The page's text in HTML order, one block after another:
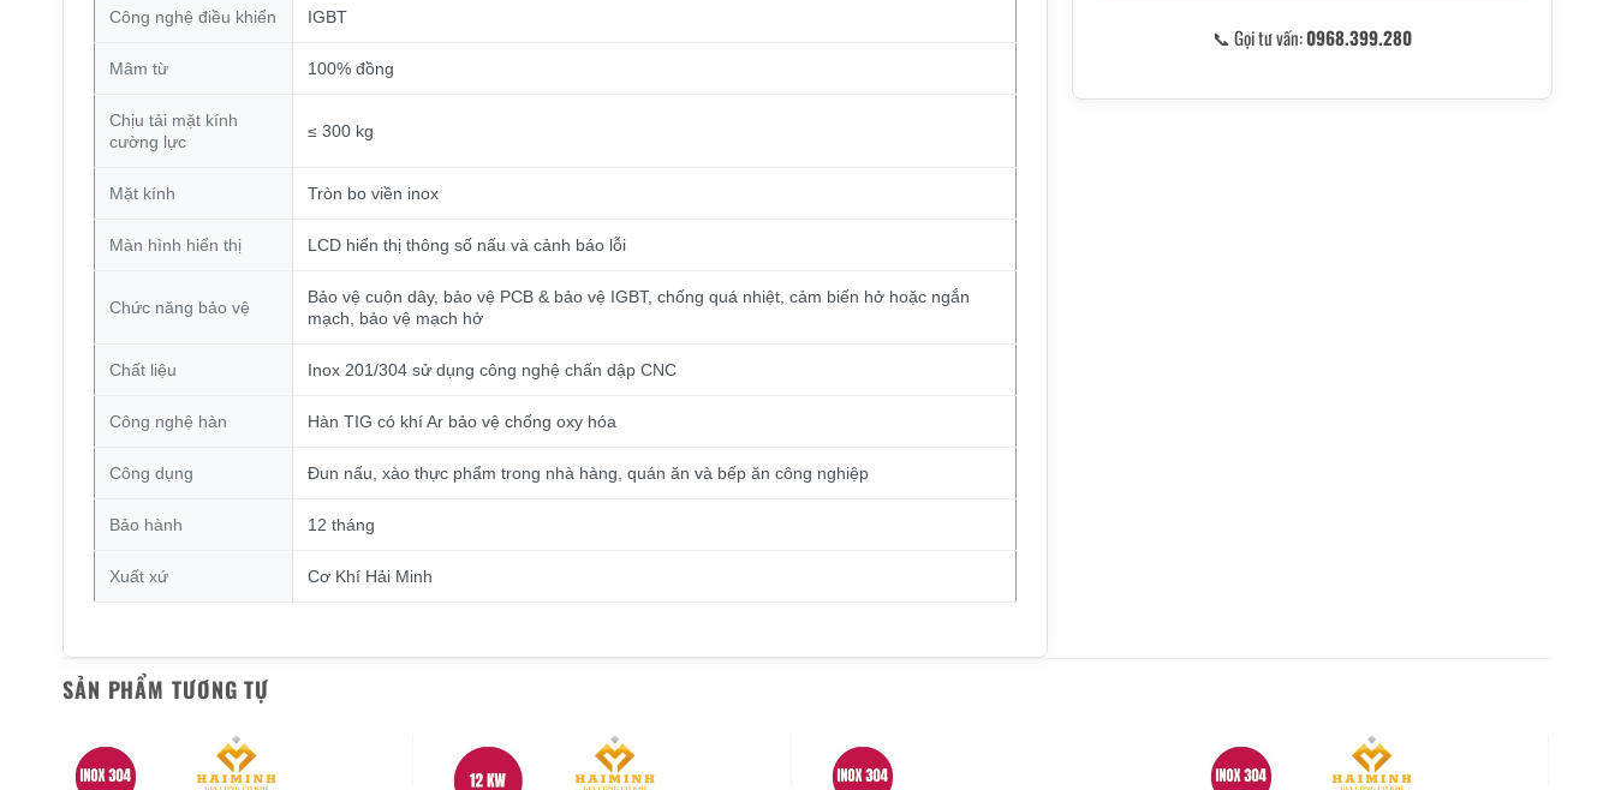
Công nghệ điều khiển IGBT
Mâm từ 100% đồng
Chịu tải mặt kính
cường lực
≤ 300 kg
Mặt kính Tròn bo viền inox
Màn hình hiển thị LCD hiển thị thông số nấu và cảnh báo lỗi
Chức năng bảo vệ
Bảo vệ cuộn dây, bảo vệ PCB & bảo vệ IGBT, chống quá nhiệt, cảm biến hở hoặc ngắn
mạch, bảo vệ mạch hở
Chất liệu Inox 201/304 sử dụng công nghệ chấn dập CNC
Công nghệ hàn Hàn TIG có khí Ar bảo vệ chống oxy hóa
Công dụng Đun nấu, xào thực phẩm trong nhà hàng, quán ăn và bếp ăn công nghiệp
Bảo hành 12 tháng
Xuất xứ Cơ Khí Hải Minh
📞 Gọi tư vấn:0968.399.280
SẢN PHẨM TƯƠNG TỰ